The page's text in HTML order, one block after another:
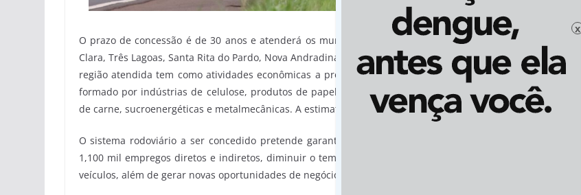
O prazo de concessão é de 30 anos e atenderá os municípios de Campo Grande, Ribas do Rio Pardo, Água
Clara, Três Lagoas, Santa Rita do Pardo, Nova Andradina, Nova Alvorada do Sul, Anaurilândia e Bataguassu. A
região atendida tem como atividades econômicas a produção agropecuária e o parque industrial da região
formado por indústrias de celulose, produtos de papel e papelão, de construção, frigoríficas e de produtos
de carne, sucroenergéticas e metalmecânicas. A estimativa de investimento é de R$ 8,8 bilhões.
O sistema rodoviário a ser concedido pretende garantir segurança e conforto aos usuários, gerar mais de
1,100 mil empregos diretos e indiretos, diminuir o tempo de deslocamento, os custos com manutenção dos
veículos, além de gerar novas oportunidades de negócios na região.
x